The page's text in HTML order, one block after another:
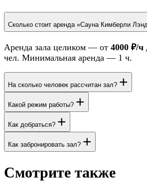
Сколько стоит аренда «Сауна Кимберли
Аренда зала целиком — от 4000 ₽/ч
чел. Минимальная аренда — 1 ч.
На сколько человек рассчитан зал? +
Какой режим работы? +
Как добраться? +
Как забронировать зал? +
Смотрите также